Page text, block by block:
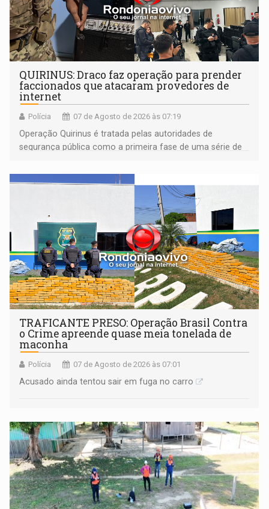
QUIRINUS: Draco faz operação para prender
faccionados que atacaram provedores de
internet
Polícia 07 de Agosto de 2026 às 07:19
Operação Quirinus é tratada pelas autoridades de
segurança pública como a primeira fase de uma série de
TRAFICANTE PRESO: Operação Brasil Contra
o Crime apreende quase meia tonelada de
maconha
Polícia 07 de Agosto de 2026 às 07:01
Acusado ainda tentou sair em fuga no carro